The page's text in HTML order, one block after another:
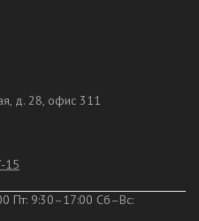
д. 28, офис 311
15
Пт: 9:30–17:00 Сб–Вс: